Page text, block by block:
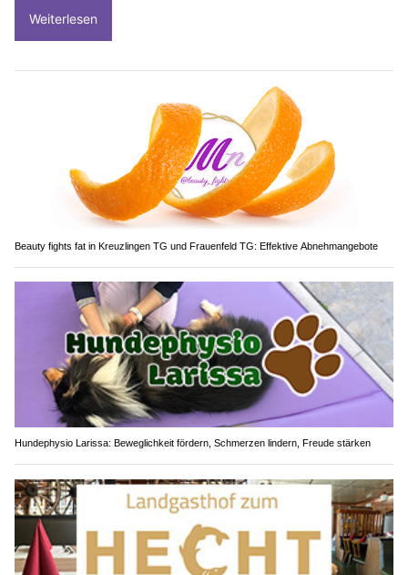
Weiterlesen
Beauty fights fat in Kreuzlingen TG und Frauenfeld TG: Effektive Abnehmangebote
Hundephysio Larissa: Beweglichkeit fördern, Schmerzen lindern, Freude stärken